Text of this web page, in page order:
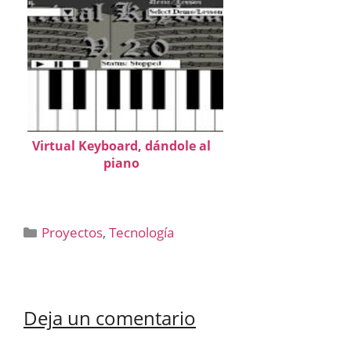
Virtual Keyboard, dándole al
piano
Categorías
Proyectos,Tecnología
Deja un comentario